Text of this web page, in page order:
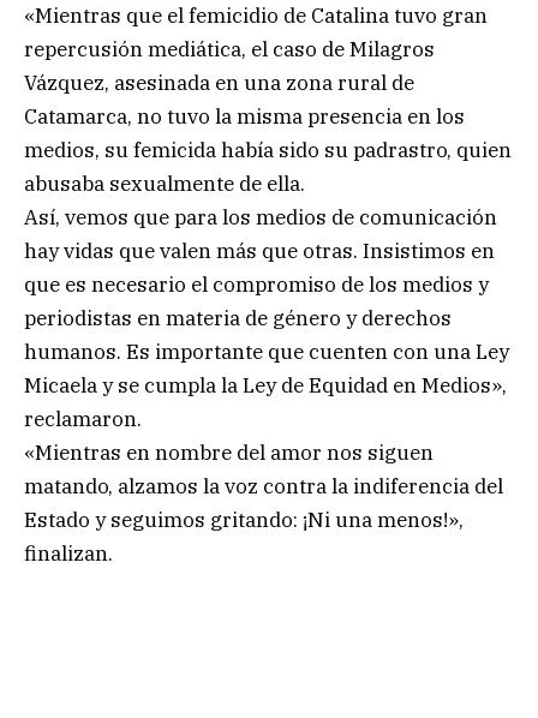
«Mientras que el femicidio de Catalina tuvo gran
repercusión mediática, el caso de Milagros
Vázquez, asesinada en una zona rural de
Catamarca, no tuvo la misma presencia en los
medios, su femicida había sido su padrastro, quien
abusaba sexualmente de ella.
Así, vemos que para los medios de comunicación
hay vidas que valen más que otras. Insistimos en
que es necesario el compromiso de los medios y
periodistas en materia de género y derechos
humanos. Es importante que cuenten con una Ley
Micaela y se cumpla la Ley de Equidad en Medios»,
reclamaron.
«Mientras en nombre del amor nos siguen
matando, alzamos la voz contra la indiferencia del
Estado y seguimos gritando: ¡Ni una menos!»,
finalizan.